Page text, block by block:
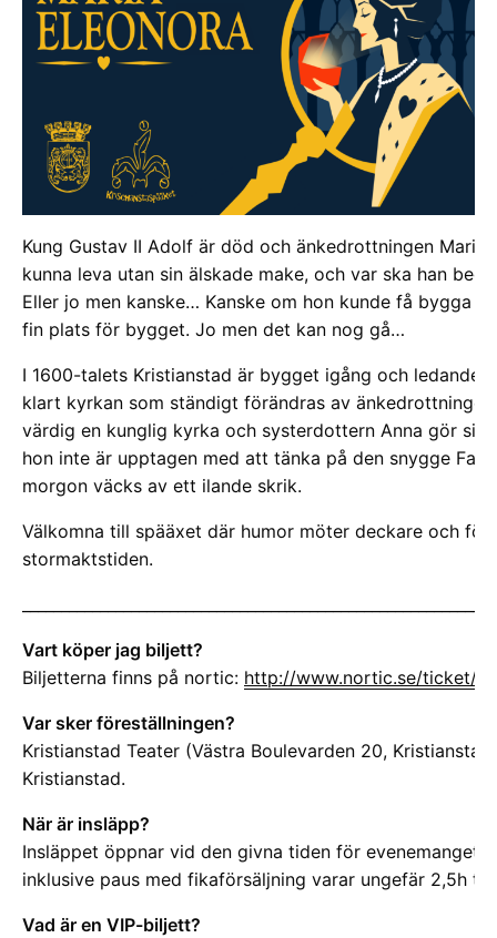
Kung Gustav II Adolf är död och änkedrottningen
kunna leva utan sin älskade make, och var ska han
Eller jo men kanske… Kanske om hon kunde få bygga
fin plats för bygget. Jo men det kan nog gå…
I 1600-talets Kristianstad är bygget igång och ledande
klart kyrkan som ständigt förändras av
värdig en kunglig kyrka och systerdottern Anna gör
hon inte är upptagen med att tänka på den snygge
morgon väcks av ett ilande skrik.
Välkomna till spääxet där humor möter deckare och
stormaktstiden.
Vart köper jag biljett?
Biljetterna finns på nortic: http://www.nortic.se/ticket/
Var sker föreställningen?
Kristianstad Teater (Västra Boulevarden 20,
Kristianstad.
När är insläpp?
Insläppet öppnar vid den givna tiden för evenemanget,
inklusive paus med fikaförsäljning varar ungefär 2,5h
Vad är en VIP-biljett?